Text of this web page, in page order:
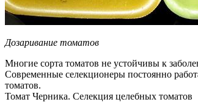
Дозаривание томатов
Многие сорта томатов не устойчивы к
Современные селекционеры постоянно
томатов.
Томат Черника. Селекция целебных томатов